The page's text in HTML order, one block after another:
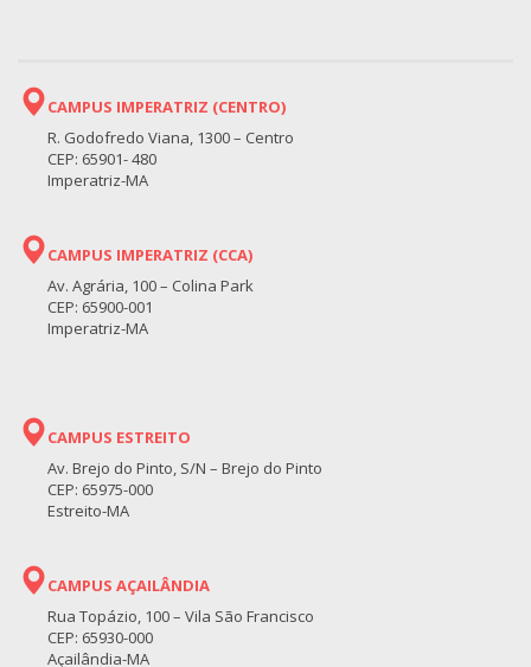
CAMPUS IMPERATRIZ (CENTRO)
R. Godofredo Viana, 1300 – Centro
CEP: 65901- 480
Imperatriz-MA
CAMPUS IMPERATRIZ (CCA)
Av. Agrária, 100 – Colina Park
CEP: 65900-001
Imperatriz-MA
CAMPUS ESTREITO
Av. Brejo do Pinto, S/N – Brejo do Pinto
CEP: 65975-000
Estreito-MA
CAMPUS AÇAILÂNDIA
Rua Topázio, 100 – Vila São Francisco
CEP: 65930-000
Açailândia-MA